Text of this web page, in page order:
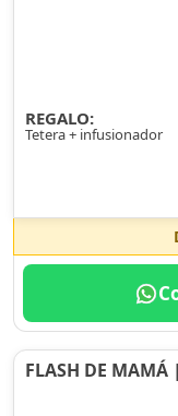
REGALO:
Tetera + infusionador
FLASH DE MAMÁ